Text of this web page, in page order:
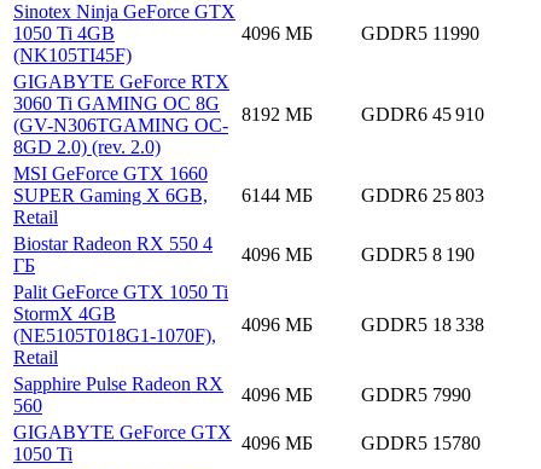
Sinotex Ninja GeForce GTX
1050 Ti 4GB
(NK105TI45F)
4096 МБ GDDR5 11990
GIGABYTE GeForce RTX
3060 Ti GAMING OC 8G
(GV-N306TGAMING OC-
8GD 2.0) (rev. 2.0)
8192 МБ GDDR6 45 910
MSI GeForce GTX 1660
SUPER Gaming X 6GB,
Retail
6144 МБ GDDR6 25 803
Biostar Radeon RX 550 4
ГБ
4096 МБ GDDR5 8 190
Palit GeForce GTX 1050 Ti
StormX 4GB
(NE5105T018G1-1070F),
Retail
4096 МБ GDDR5 18 338
Sapphire Pulse Radeon RX
560
4096 МБ GDDR5 7990
GIGABYTE GeForce GTX
1050 Ti
4096 МБ GDDR5 15780